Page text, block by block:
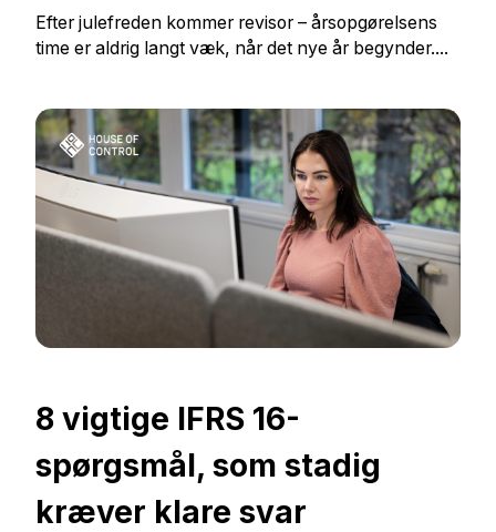
Efter julefreden kommer revisor – årsopgørelsens
time er aldrig langt væk, når det nye år begynder....
8 vigtige IFRS 16-
spørgsmål, som stadig
kræver klare svar